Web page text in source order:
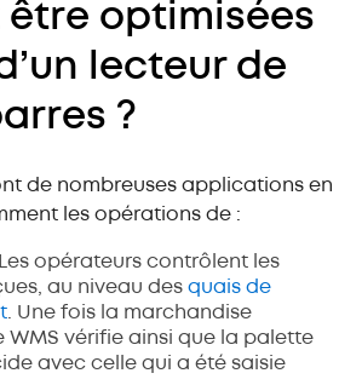
être optimisées
lecteur de
?
de nombreuses applications en
les opérations de :
opérateurs contrôlent les
au niveau des quais de
. Une fois la marchandise
WMS vérifie ainsi que la palette
avec celle qui a été saisie